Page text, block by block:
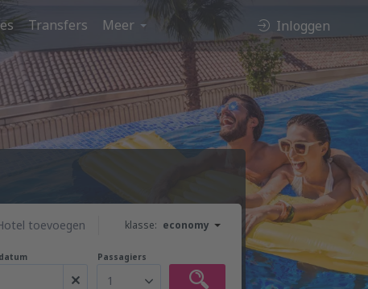
Transfers Meer Inloggen
klasse: economy
toevoegen
Passagiers
1